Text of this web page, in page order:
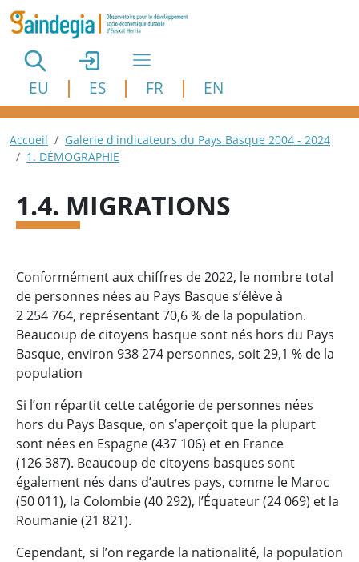
Aller au contenu principal
EU ES FR EN
Fil d'Ariane
Accueil
Galerie d'indicateurs du Pays Basque 2004 - 2024
1. DÉMOGRAPHIE
1.4. MIGRATIONS
Conformément aux chiffres de 2022, le nombre total
de personnes nées au Pays Basque s’élève à
2 254 764, représentant 70,6 % de la population.
Beaucoup de citoyens basque sont nés hors du Pays
Basque, environ 938 274 personnes, soit 29,1 % de la
population
Si l’on répartit cette catégorie de personnes nées
hors du Pays Basque, on s’aperçoit que la plupart
sont nées en Espagne (437 106) et en France
(126 387). Beaucoup de citoyens basques sont
également nés dans d’autres pays, comme le Maroc
(50 011), la Colombie (40 292), l’Équateur (24 069) et la
Roumanie (21 821).
Cependant, si l’on regarde la nationalité, la population